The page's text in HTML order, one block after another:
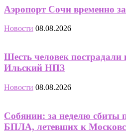
Аэропорт Сочи временно
Новости 08.08.2026
Шесть человек пострадали
Ильский НПЗ
Новости 08.08.2026
Собянин: за неделю сбиты
БПЛА, летевших к